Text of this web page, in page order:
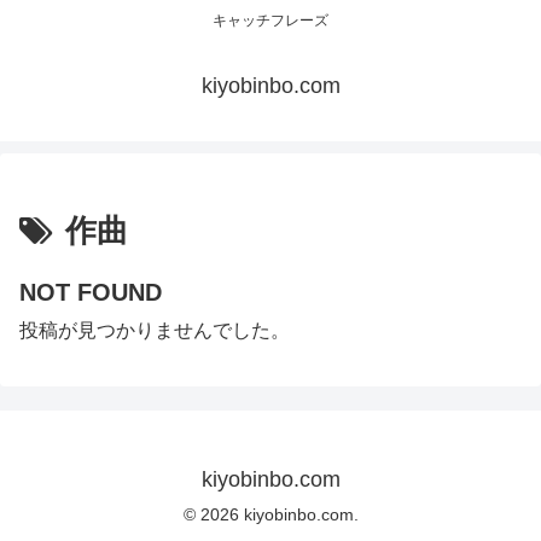
キャッチフレーズ
kiyobinbo.com
作曲
NOT FOUND
投稿が見つかりませんでした。
kiyobinbo.com
© 2026 kiyobinbo.com.